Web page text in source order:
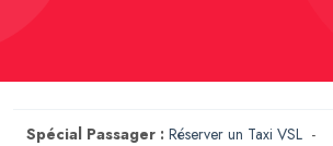
Spécial Passager : Réserver un Taxi VSL -